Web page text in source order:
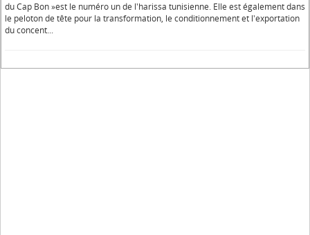
du Cap Bon »est le numéro un de l'harissa tunisienne. Elle est également dans
le peloton de tête pour la transformation, le conditionnement et l'exportation
du concent...